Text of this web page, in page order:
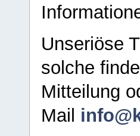
Unseriöse
solche
Mitteilung
Mail